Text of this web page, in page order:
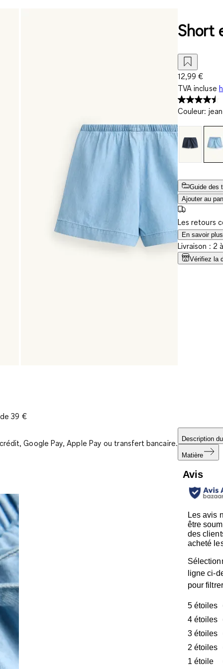
39 €
Google Pay, Apple Pay ou transfert bancaire.
Short
12,99 €
TVA incluse
Couleur:
Guide des
Ajouter au
Les retours
En savoir plus
Livraison : 2
Vérifiez la
Description
Matière
Avis
Les avis
être
des
acheté
ligne ci-
pour
5 étoiles
4 étoiles
3 étoiles
2 étoiles
1 étoile